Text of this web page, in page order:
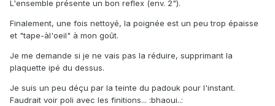
L'ensemble présente un bon reflex (env. 2").
Finalement, une fois nettoyé, la poignée est un peu trop épaisse
et "tape-àl'oeil" à mon goût.
Je me demande si je ne vais pas la réduire, supprimant la
plaquette ipé du dessus.
Je suis un peu déçu par la teinte du padouk pour l'instant.
Faudrait voir poli avec les finitions... :bhaoui..: